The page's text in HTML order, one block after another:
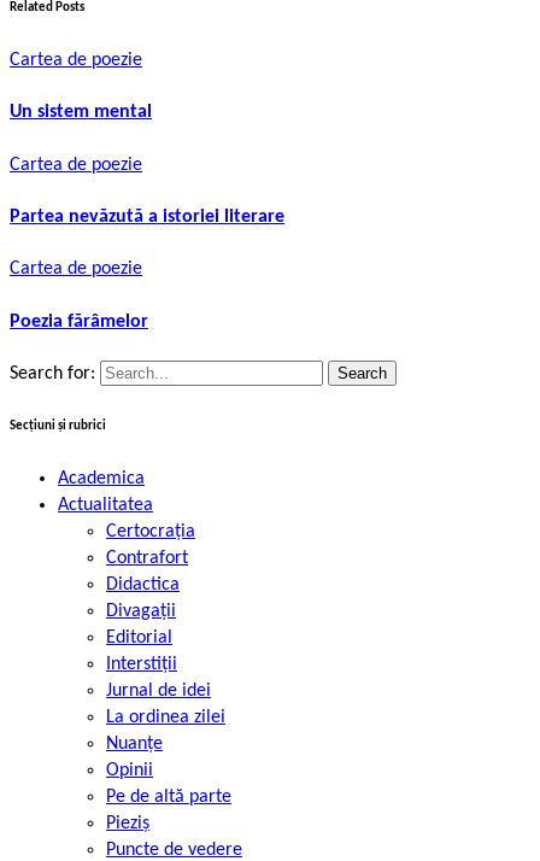
Related Posts
Cartea de poezie
Un sistem mental
Cartea de poezie
Partea nevăzută a istoriei literare
Cartea de poezie
Poezia fărâmelor
Search for:
Secțiuni și rubrici
Academica
Actualitatea
Certocrația
Contrafort
Didactica
Divagații
Editorial
Interstiții
Jurnal de idei
La ordinea zilei
Nuanțe
Opinii
Pe de altă parte
Pieziș
Puncte de vedere